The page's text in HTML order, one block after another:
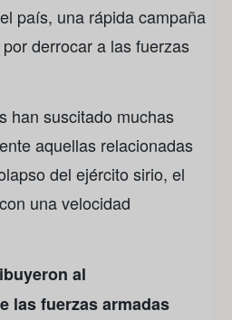
país, una rápida campaña
derrocar a las fuerzas
han suscitado muchas
aquellas relacionadas
del ejército sirio, el
una velocidad
al
las fuerzas armadas